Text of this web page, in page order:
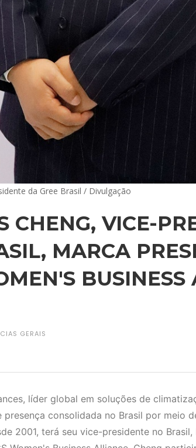
da Gree Brasil / Divulgação
CHENG, VICE-
MARCA
GERAIS
líder global em soluções de
presença consolidada no Brasil por meio
2001, terá seu vice-presidente no